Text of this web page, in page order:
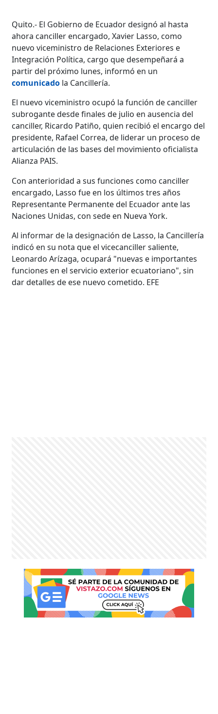
Quito.- El Gobierno de Ecuador designó al hasta
ahora canciller encargado, Xavier Lasso, como
nuevo viceministro de Relaciones Exteriores e
Integración Política, cargo que desempeñará a
partir del próximo lunes, informó en un
comunicado la Cancillería.
El nuevo viceministro ocupó la función de canciller
subrogante desde finales de julio en ausencia del
canciller, Ricardo Patiño, quien recibió el encargo del
presidente, Rafael Correa, de liderar un proceso de
articulación de las bases del movimiento oficialista
Alianza PAIS.
Con anterioridad a sus funciones como canciller
encargado, Lasso fue en los últimos tres años
Representante Permanente del Ecuador ante las
Naciones Unidas, con sede en Nueva York.
Al informar de la designación de Lasso, la Cancillería
indicó en su nota que el vicecanciller saliente,
Leonardo Arízaga, ocupará "nuevas e importantes
funciones en el servicio exterior ecuatoriano", sin
dar detalles de ese nuevo cometido. EFE